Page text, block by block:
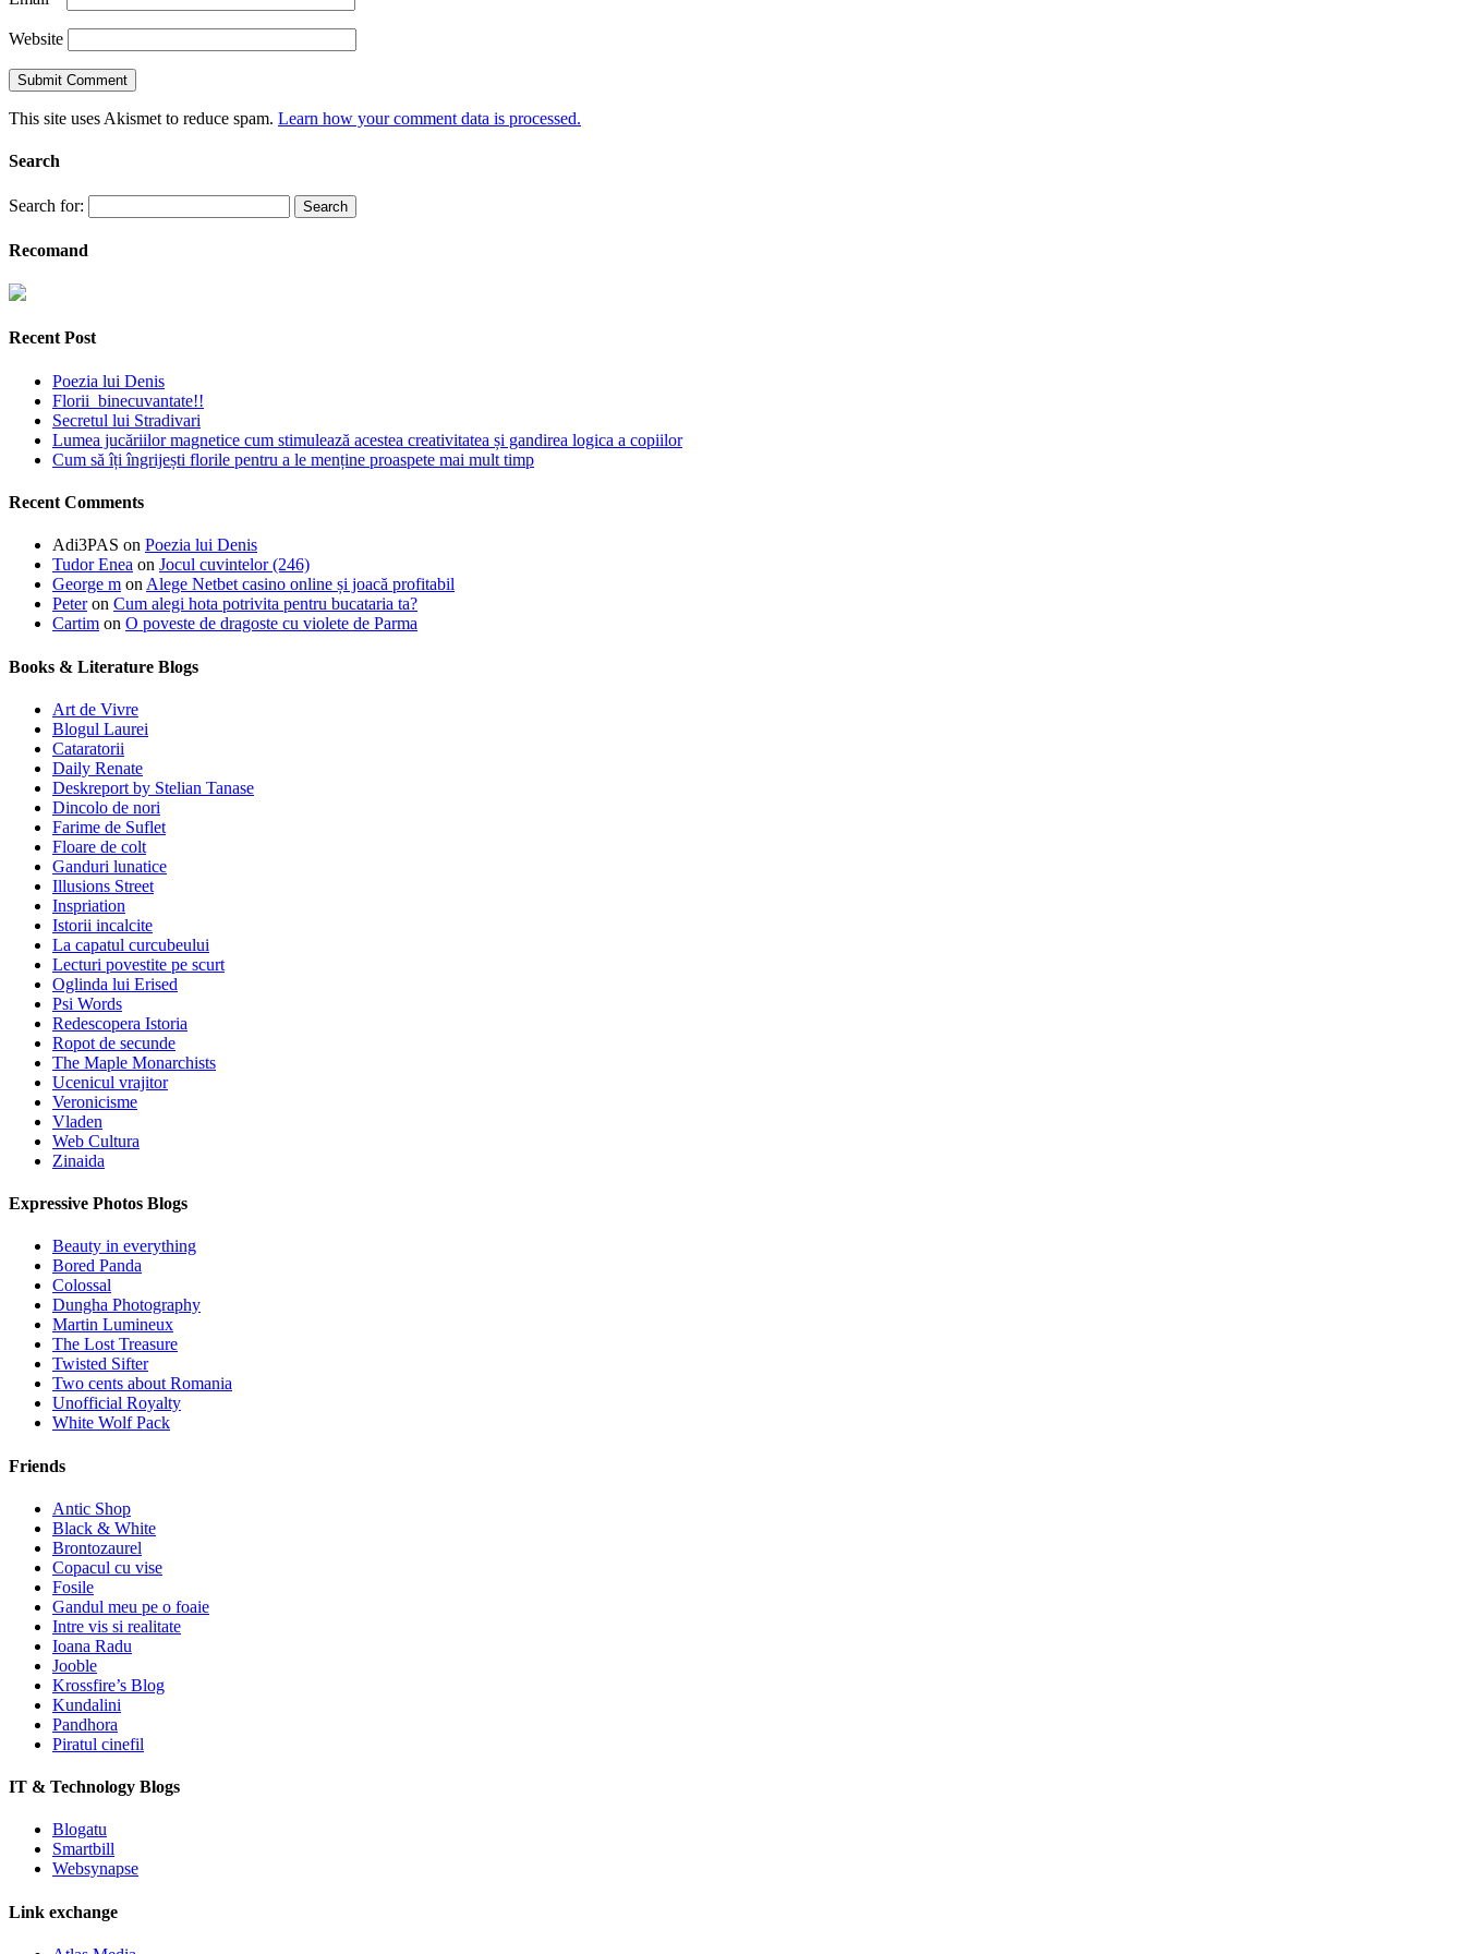
Website
This site uses Akismet to reduce spam. Learn how your comment data is processed.
Search
Search for:
Recomand
Recent Post
Poezia lui Denis
Florii binecuvantate!!
Secretul lui Stradivari
Lumea jucăriilor magnetice cum stimulează acestea creativitatea și gandirea logica a copiilor
Cum să îți îngrijești florile pentru a le menține proaspete mai mult timp
Recent Comments
Adi3PAS on Poezia lui Denis
Tudor Enea on Jocul cuvintelor (246)
George m on Alege Netbet casino online și joacă profitabil
Peteron Cum alegi hota potrivita pentru bucataria ta?
Cartim on O poveste de dragoste cu violete de Parma
Books & Literature Blogs
Art de Vivre
Blogul Laurei
Cataratorii
Daily Renate
Deskreport by Stelian Tanase
Dincolo de nori
Farime de Suflet
Floare de colt
Ganduri lunatice
Illusions Street
Inspriation
Istorii incalcite
La capatul curcubeului
Lecturi povestite pe scurt
Oglinda lui Erised
Psi Words
Redescopera Istoria
Ropot de secunde
The Maple Monarchists
Ucenicul vrajitor
Veronicisme
Vladen
Web Cultura
Zinaida
Expressive Photos Blogs
Beauty in everything
Bored Panda
Colossal
Dungha Photography
Martin Lumineux
The Lost Treasure
Twisted Sifter
Two cents about Romania
Unofficial Royalty
White Wolf Pack
Friends
Antic Shop
Black & White
Brontozaurel
Copacul cu vise
Fosile
Gandul meu pe o foaie
Intre vis si realitate
Ioana Radu
Jooble
Krossfire’s Blog
Kundalini
Pandhora
Piratul cinefil
IT & Technology Blogs
Blogatu
Smartbill
Websynapse
Link exchange